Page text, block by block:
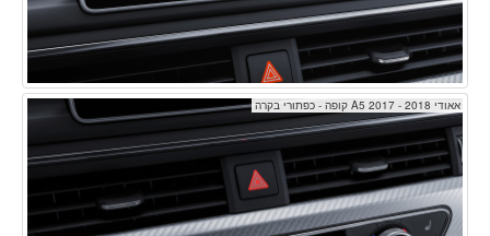
אאודי A5 2017 - 2018 קופה - כפתורי בקרה